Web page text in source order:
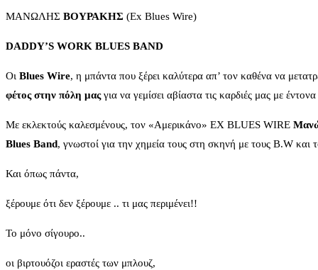
ΜΑΝΩΛΗΣ ΒΟΥΡΑΚΗΣ (Ex Blues Wire)
DADDY’S WORK BLUES BAND
Οι Blues Wire, η μπάντα που ξέρει καλύτερα απ’ τον καθένα να
φέτος στην πόλη μαςγια να γεμίσει αβίαστα τις καρδιές μας με
Με εκλεκτούς καλεσμένους, τον «Αμερικάνο» EX BLUES WIRE
Blues Band, γνωστοί για την χημεία τους στη σκηνή με τους B.W και
Και όπως πάντα,
ξέρουμε ότι δεν ξέρουμε .. τι μας περιμένει!!
Το μόνο σίγουρο..
οι βιρτουόζοι εραστές των μπλουζ,